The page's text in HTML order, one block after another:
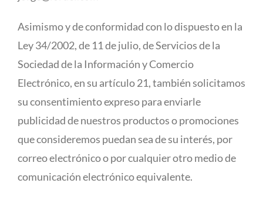
Asimismo y de conformidad con lo dispuesto en la
Ley 34/2002, de 11 de julio, de Servicios de la
Sociedad de la Información y Comercio
Electrónico, en su artículo 21, también solicitamos
su consentimiento expreso para enviarle
publicidad de nuestros productos o promociones
que consideremos puedan sea de su interés, por
correo electrónico o por cualquier otro medio de
comunicación electrónico equivalente.